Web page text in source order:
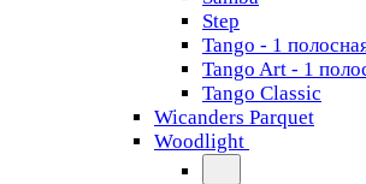
Step
Tango - 1
Tango Art - 1
Tango Classiс
Wicanders Parquet
Woodlight